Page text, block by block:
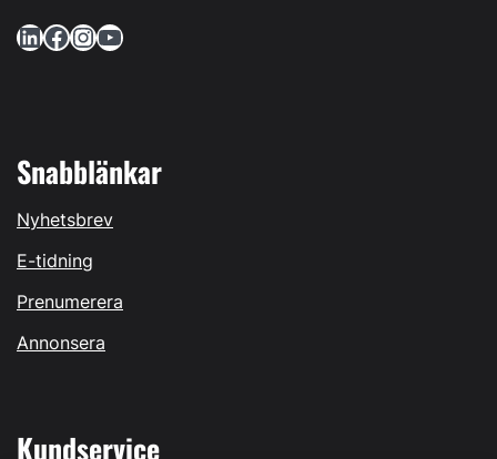
LinkedIn Facebook InstagramYouTube
Snabblänkar
Nyhetsbrev
E-tidning
Prenumerera
Annonsera
Kundservice